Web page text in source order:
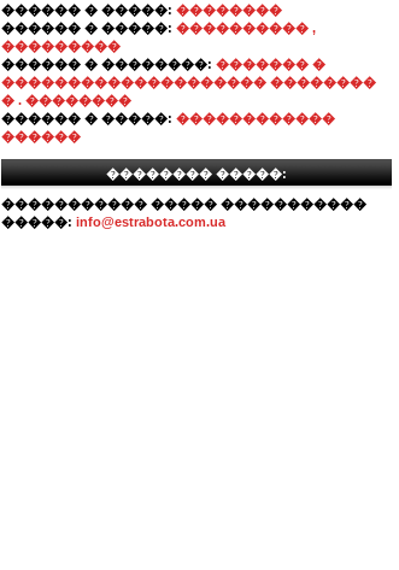
������ � �����: ��������
������ � �����: ���������� ,
���������
������ � ��������: ������� �
�������������������� ��������
� . ��������
������ � �����: ������������
������
�������� �����:
����������� ����� �����������
�����: info@estrabota.com.ua